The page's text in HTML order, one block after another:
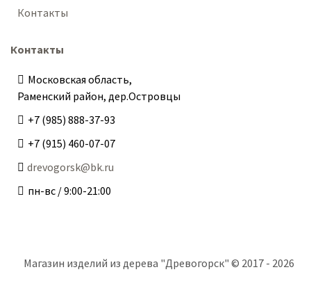
Контакты
Контакты
Московская область,
Раменский район, дер.Островцы
+7 (985) 888-37-93
+7 (915) 460-07-07
drevogorsk@bk.ru
пн-вс / 9:00-21:00
Магазин изделий из дерева "Древогорск" © 2017 - 2026